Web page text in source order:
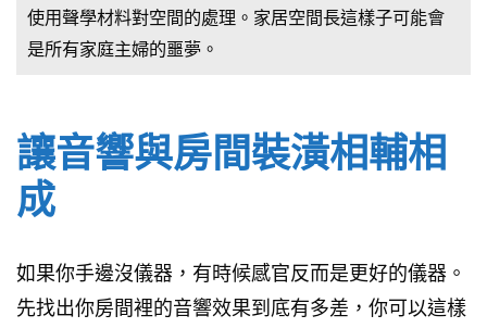
使用聲學材料對空間的處理。家居空間長這樣子可能會
是所有家庭主婦的噩夢。
讓音響與房間裝潢相輔相
成
如果你手邊沒儀器，有時候感官反而是更好的儀器。
先找出你房間裡的音響效果到底有多差，你可以這樣